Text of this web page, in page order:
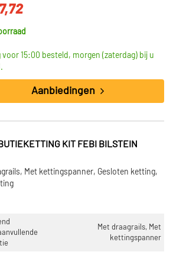
voor 15:00 besteld, morgen (zaterdag) bij u
Aanbiedingen
KIT FEBI BILSTEIN
Met kettingspanner, Gesloten ketting,
Met draagrails, Met
kettingspanner